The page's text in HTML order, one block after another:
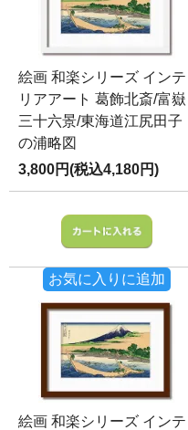
絵画 和楽シリーズ インテ
リアアート 葛飾北斎/富嶽
三十六景/東海道江尻田子
の浦略図
3,800円(税込4,180円)
お気に入りに追加
絵画 和楽シリーズ インテ